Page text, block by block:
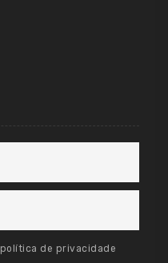
política de privacidade